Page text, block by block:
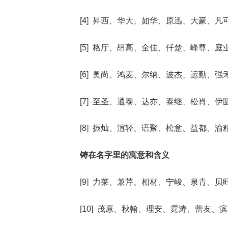
[4] 昇西、华大、如华、原迅、大豪、凡
[5] 格厅、昂高、全佳、仟楚、峰尊、庭
[6] 奥尚、鸿麦、尔纳、波杰、运勤、强
[7] 至圣、通泰、达亦、泰继、松肖、伊
[8] 振灿、渲轻、语聚、松意、益都、渝
铸在名字里的寓意和含义
[9] 力莱、兼芹、相材、宁峻、泉青、贝
[10] 茂原、秋翰、理安、霆涛、蕾友、